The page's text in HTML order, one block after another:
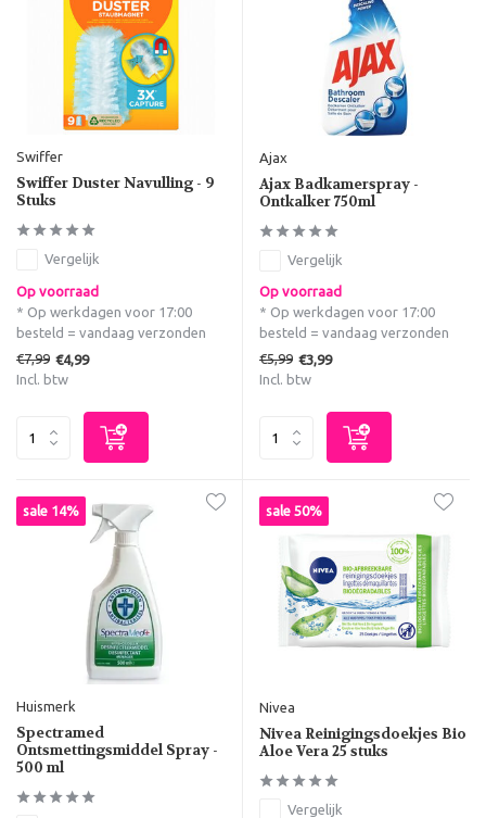
Swiffer
Swiffer Duster Navulling - 9
Stuks
Vergelijk
Op voorraad
* Op werkdagen voor 17:00
besteld = vandaag verzonden
€7,99 €4,99
Incl. btw
Ajax
Ajax Badkamerspray -
Ontkalker 750ml
Vergelijk
Op voorraad
* Op werkdagen voor 17:00
besteld = vandaag verzonden
€5,99 €3,99
Incl. btw
sale 14%
Huismerk
Spectramed
Ontsmettingsmiddel Spray -
500 ml
sale 50%
Nivea
Nivea Reinigingsdoekjes Bio
Aloe Vera 25 stuks
Vergelijk